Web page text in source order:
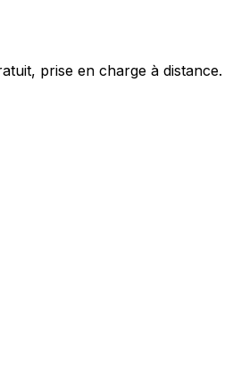
prise en charge à distance.